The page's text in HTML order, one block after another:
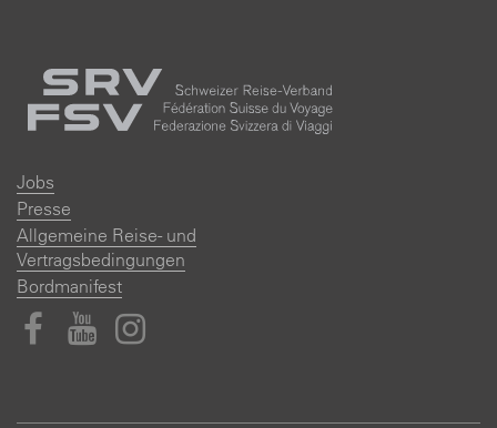
Jobs
Presse
Allgemeine Reise- und
Vertragsbedingungen
Bordmanifest